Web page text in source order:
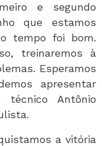
e segundo
que estamos
tempo foi bom.
treinaremos à
Esperamos
apresentar
técnico Antônio
a vitória